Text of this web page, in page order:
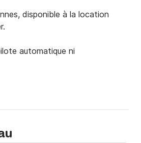
disponible à la location
automatique ni